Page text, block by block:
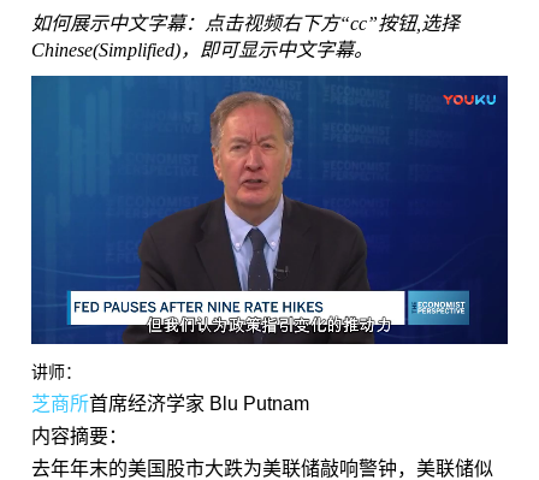
如何展示中文字幕：点击视频右下方“cc”按钮,选择
Chinese(Simplified)，即可显示中文字幕。
讲师：
芝商所首席经济学家 Blu Putnam
内容摘要：
去年年末的美国股市大跌为美联储敲响警钟，美联储似